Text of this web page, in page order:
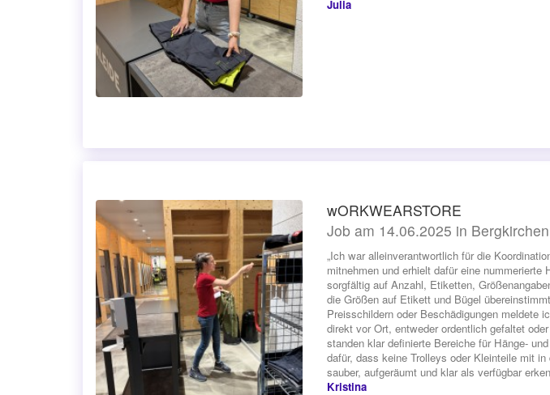
Julia
wORKWEARSTORE
Job am 14.06.2025 in
„Ich war alleinverantwortlich für die
mitnehmen und erhielt dafür eine
sorgfältig auf Anzahl, Etiketten,
die Größen auf Etikett und Bügel
Preisschildern oder Beschädigungen meldete
direkt vor Ort, entweder ordentlich gefaltet
standen klar definierte Bereiche für Hänge-
dafür, dass keine Trolleys oder Kleinteile mit
sauber, aufgeräumt und klar als verfügbar
Kristina